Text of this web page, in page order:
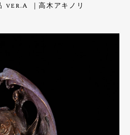
ver.A ｜高木アキノリ